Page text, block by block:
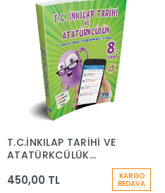
T.C.İNKILAP TARİHİ VE
ATATÜRKÇÜLÜK
450,00 TL KARGO
BEDAVA